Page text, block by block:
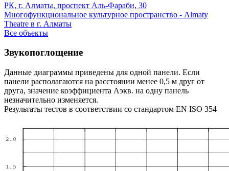
РК, г. Алматы, проспект Аль-Фараби, 30
Многофункциональное культурное пространство - Almaty
Theatre в г. Алматы
Все объекты
Звукопоглощение
Данные диаграммы приведены для одной панели. Если
панели располагаются на расстоянии менее 0,5 м друг от
друга, значение коэффициента Aэкв. на одну панель
незначительно изменяется.
Результаты тестов в соответствии со стандартом EN ISO 354